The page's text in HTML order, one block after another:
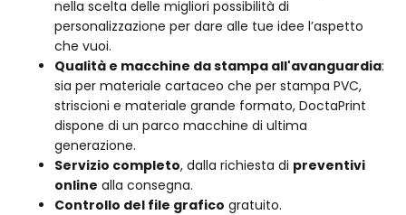
nella scelta delle migliori possibilità di
personalizzazione per dare alle tue idee l’aspetto
che vuoi.
Qualità e macchine da stampa all'avanguardia:
sia per materiale cartaceo che per stampa PVC,
striscioni e materiale grande formato, DoctaPrint
dispone di un parco macchine di ultima
generazione.
Servizio completo, dalla richiesta di preventivi
online alla consegna.
Controllo del file grafico gratuito.